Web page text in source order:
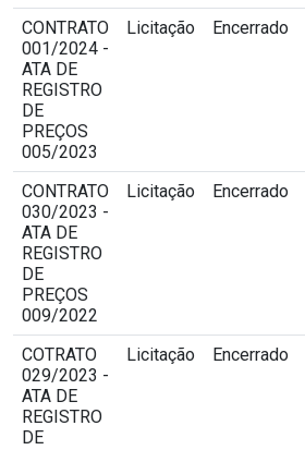
CONTRATO
001/2024 -
ATA DE
REGISTRO
DE
PREÇOS
005/2023
Licitação Encerrado
CONTRATO
030/2023 -
ATA DE
REGISTRO
DE
PREÇOS
009/2022
Licitação Encerrado
COTRATO
029/2023 -
ATA DE
REGISTRO
DE
Licitação Encerrado